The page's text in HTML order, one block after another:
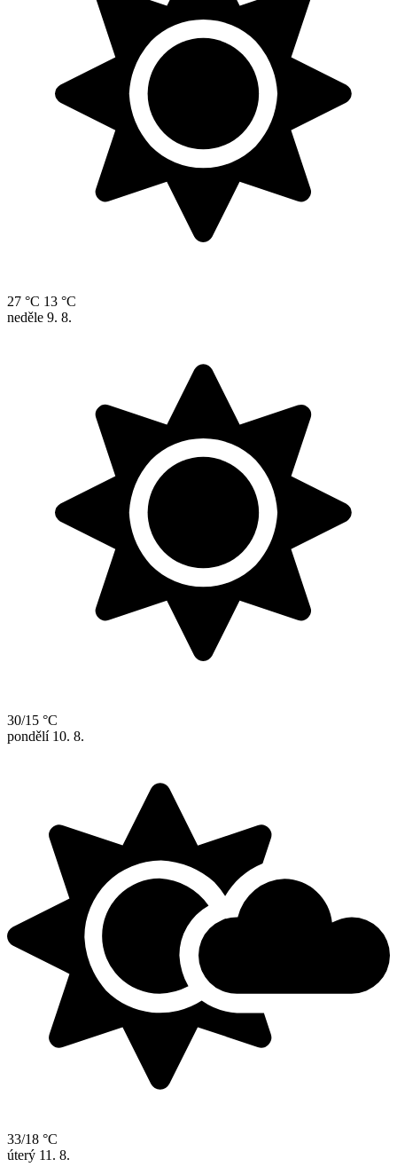
27 °C 13 °C
neděle 9. 8.
30/15 °C
pondělí 10. 8.
33/18 °C
úterý 11. 8.